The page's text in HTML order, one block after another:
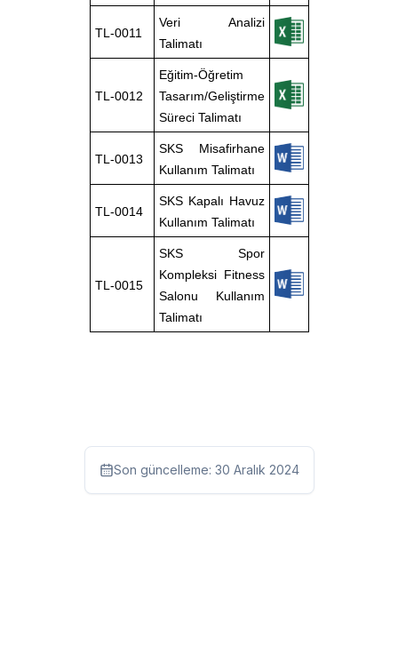
TL-0011
Veri Analizi
Talimatı
TL-0012
Eğitim-Öğretim
Tasarım/Geliştirme
Süreci Talimatı
TL-0013
SKS Misafirhane
Kullanım Talimatı
TL-0014
SKS Kapalı Havuz
Kullanım Talimatı
TL-0015
SKS Spor
Kompleksi Fitness
Salonu Kullanım
Talimatı
Son güncelleme: 30 Aralık 2024